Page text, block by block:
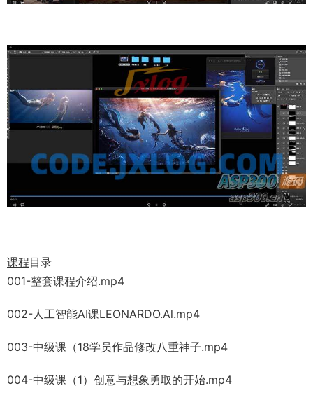
课程目录
001-整套课程介绍.mp4
002-人工智能AI课LEONARDO.Al.mp4
003-中级课（18学员作品修改八重神子.mp4
004-中级课（1）创意与想象勇取的开始.mp4